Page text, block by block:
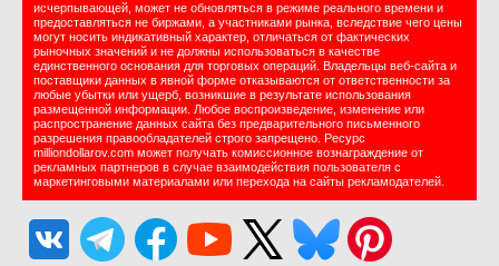
исчерпывающей, может не обновляться в режиме реального времени и
предоставляться не биржами, а участниками рынка, вследствие чего цены
могут носить индикативный характер, отличаться от фактических
рыночных значений и не должны использоваться в качестве
единственного основания для торговых операций. Владельцы веб-сайта и
поставщики данных в явной форме отказываются от ответственности за
любые убытки или ущерб, возникшие в результате использования
размещенной информации. Любое воспроизведение, изменение или
распространение данных сайта без предварительного письменного
разрешения правообладателей строго запрещено. Ресурс
milliondollarov.com может получать комиссионное вознаграждение от
рекламных партнеров в случае взаимодействия пользователя с
маркетинговыми материалами или перехода на сайты рекламодателей.